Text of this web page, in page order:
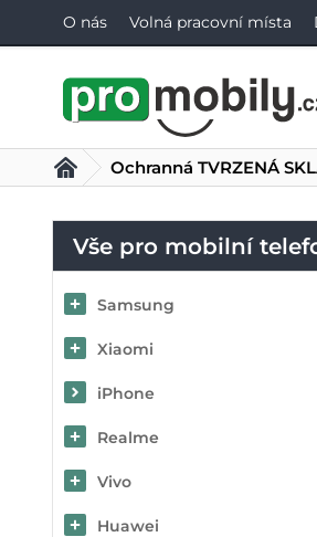
O nás Volná pracovní místa
Vše pro mobilní
Samsung
Xiaomi
iPhone
Realme
Vivo
Huawei
Ochranná TVRZENÁ